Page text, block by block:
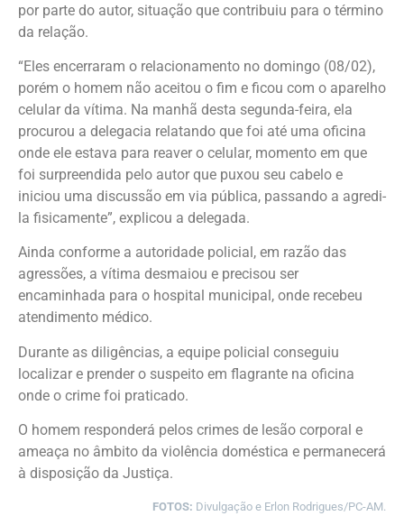
por parte do autor, situação que contribuiu para o término
da relação.
“Eles encerraram o relacionamento no domingo (08/02),
porém o homem não aceitou o fim e ficou com o aparelho
celular da vítima. Na manhã desta segunda-feira, ela
procurou a delegacia relatando que foi até uma oficina
onde ele estava para reaver o celular, momento em que
foi surpreendida pelo autor que puxou seu cabelo e
iniciou uma discussão em via pública, passando a agredi-
la fisicamente”, explicou a delegada.
Ainda conforme a autoridade policial, em razão das
agressões, a vítima desmaiou e precisou ser
encaminhada para o hospital municipal, onde recebeu
atendimento médico.
Durante as diligências, a equipe policial conseguiu
localizar e prender o suspeito em flagrante na oficina
onde o crime foi praticado.
O homem responderá pelos crimes de lesão corporal e
ameaça no âmbito da violência doméstica e permanecerá
à disposição da Justiça.
FOTOS: Divulgação e Erlon Rodrigues/PC-AM.